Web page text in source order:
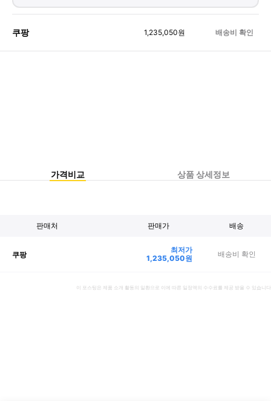
쿠팡 1,235,050원 배송비 확인
가격비교 상품 상세정보
판매처 판매가 배송
쿠팡
최저가
1,235,050원 배송비 확인
이 포스팅은 제품 소개 활동의 일환으로 이에 따른 일정액의 수수료를 제공 받을 수 있습니다